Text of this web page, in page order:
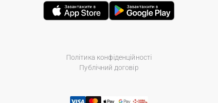
Політика конфіденційності
Публічний договір